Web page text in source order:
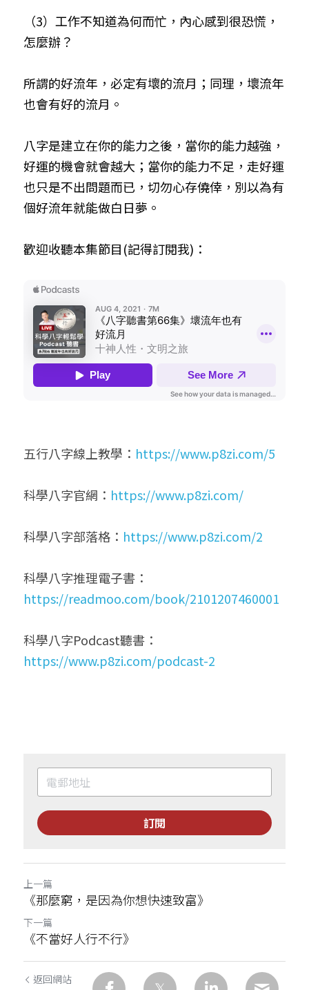
五行八字線上班
（3）工作不知道為何而忙，內心感到很恐慌，
怎麼辦？
所謂的好流年，必定有壞的流月；同理，壞流年
也會有好的流月。
八字是建立在你的能力之後，當你的能力越強，
好運的機會就會越大；當你的能力不足，走好運
也只是不出問題而已，切勿心存僥倖，別以為有
個好流年就能做白日夢。
歡迎收聽本集節目(記得訂閱我)：
五行八字線上教學： https://www.p8zi.com/5
科學八字官網： https://www.p8zi.com/
科學八字部落格： https://www.p8zi.com/2
科學八字推理電子書：
https://readmoo.com/book/2101207460001
科學八字Podcast聽書：
https://www.p8zi.com/podcast-2
訂閱
上一篇
《那麼窮，是因為你想快速致富》
下一篇
《不當好人行不行》
返回網站